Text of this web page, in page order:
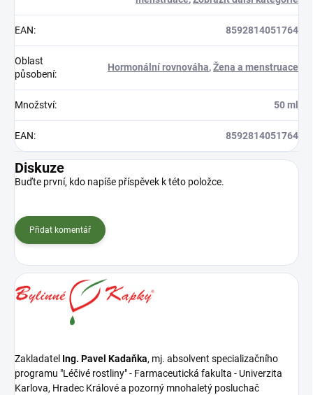
EAN: 8592814051764
Oblast
působení:
Hormonální rovnováha,Žena a menstruace
Množství: 50 ml
EAN: 8592814051764
Diskuze
Buďte první, kdo napíše příspěvek k této položce.
Přidat komentář
Zakladatel Ing. Pavel Kadaňka, mj. absolvent specializačního
programu "Léčivé rostliny" - Farmaceutická fakulta - Univerzita
Karlova, Hradec Králové a pozorný mnohaletý posluchač